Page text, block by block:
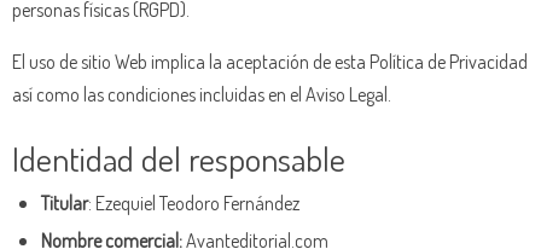
personas físicas (RGPD).
El uso de sitio Web implica la aceptación de esta Política de Privacidad
así como las condiciones incluidas en el Aviso Legal.
Identidad del responsable
Titular: Ezequiel Teodoro Fernández
Nombre comercial:Avanteditorial.com